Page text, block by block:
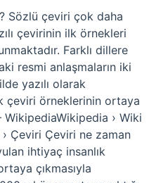
Sözlü çeviri çok daha
çevirinin ilk örnekleri
Farklı dillere
resmi anlaşmaların iki
yazılı olarak
çeviri örneklerinin ortaya
WikipediaWikipedia › Wiki
Çeviri Çeviri ne zaman
ihtiyaç insanlık
çıkmasıyla